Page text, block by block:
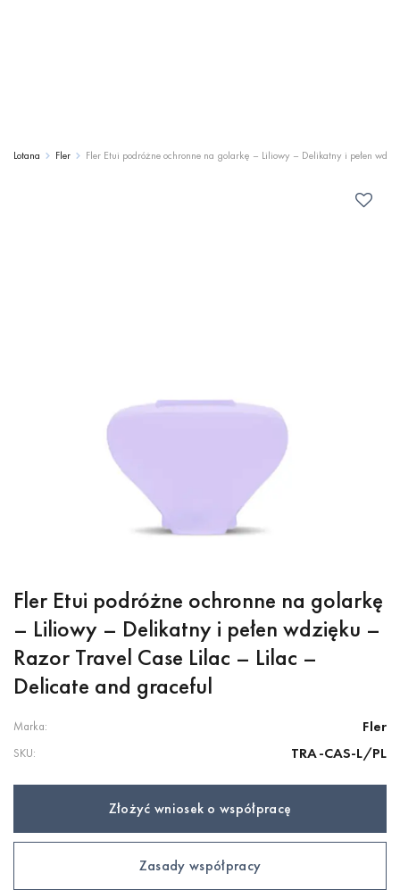
Lotana Fler Fler Etui podróżne ochronne na golarkę – Liliowy – Delikatny i pełen
Fler Etui podróżne ochronne na golarkę
– Liliowy – Delikatny i pełen wdzięku –
Razor Travel Case Lilac – Lilac –
Delicate and graceful
Marka: Fler
SKU: TRA-CAS-L/PL
Złożyć wniosek o współpracę
Zasady współpracy